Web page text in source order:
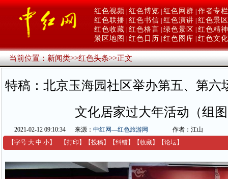
红色视频 红色博览 红色网群 作者专栏
红色联播 红色书信 红色演讲 红色景区
红色收藏 红色格言 绿色景区
红色精神
景区地图
红色日历 红色图库 红色文化
当前位置：新闻类>>红色头条>>正文
特稿：北京玉海园社区举办第五、第六
文化居家过大年活动（组
2021-02-12 09:10:34 来源： 中红网—红色旅游网
作者：江山
【字号 大 中 小】 【打印 】 【投稿】 【纠错】 【收藏】 【论坛】